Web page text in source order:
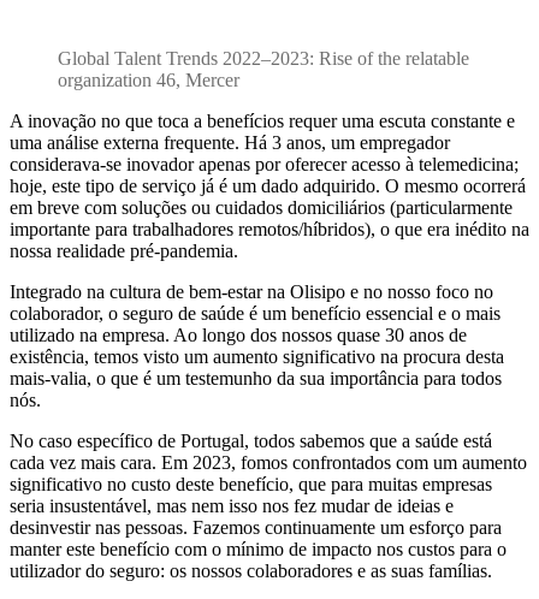
Global Talent Trends 2022–2023: Rise of the relatable
organization 46, Mercer
A inovação no que toca a benefícios requer uma escuta constante e
uma análise externa frequente. Há 3 anos, um empregador
considerava-se inovador apenas por oferecer acesso à telemedicina;
hoje, este tipo de serviço já é um dado adquirido. O mesmo ocorrerá
em breve com soluções ou cuidados domiciliários (particularmente
importante para trabalhadores remotos/híbridos), o que era inédito na
nossa realidade pré-pandemia.
Integrado na cultura de bem-estar na Olisipo e no nosso foco no
colaborador, o seguro de saúde é um benefício essencial e o mais
utilizado na empresa. Ao longo dos nossos quase 30 anos de
existência, temos visto um aumento significativo na procura desta
mais-valia, o que é um testemunho da sua importância para todos
nós.
No caso específico de Portugal, todos sabemos que a saúde está
cada vez mais cara. Em 2023, fomos confrontados com um aumento
significativo no custo deste benefício, que para muitas empresas
seria insustentável, mas nem isso nos fez mudar de ideias e
desinvestir nas pessoas. Fazemos continuamente um esforço para
manter este benefício com o mínimo de impacto nos custos para o
utilizador do seguro: os nossos colaboradores e as suas famílias.